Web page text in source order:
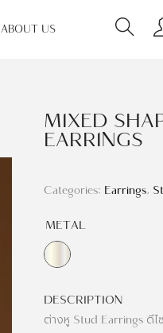
ABOUT US
MIXED
EARRINGS
Categories: Earrings,
METAL
DESCRIPTION
ต่างหู Stud Earrings ดี